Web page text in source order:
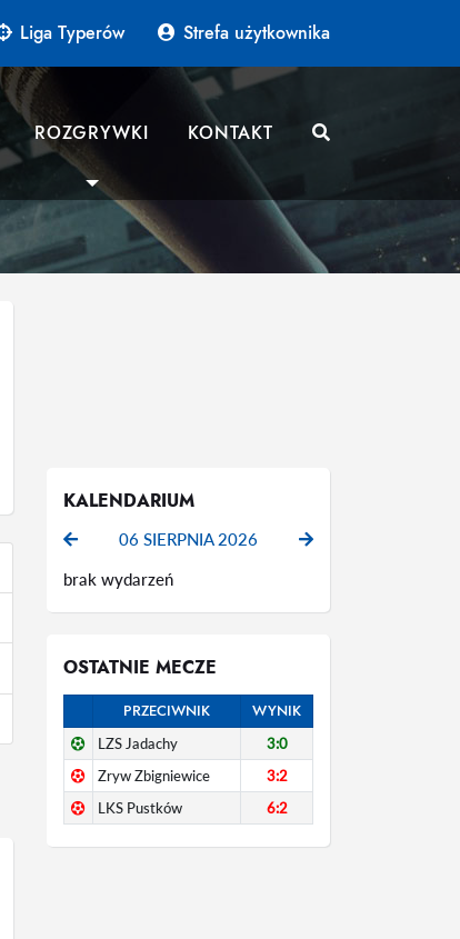
Liga Typerów Strefa użytkownika
ROZGRYWKI KONTAKT
KALENDARIUM
06 SIERPNIA 2026
brak wydarzeń
OSTATNIE MECZE
PRZECIWNIK WYNIK
LZS Jadachy
3:0
Zryw Zbigniewice
3:2
LKS Pustków
6:2